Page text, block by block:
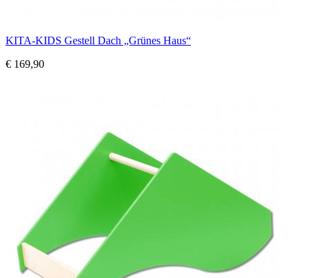
KITA-KIDS Gestell Dach „Grünes Haus“
€ 169,90